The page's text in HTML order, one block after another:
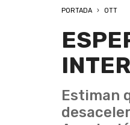
PORTADA OTT
Estiman